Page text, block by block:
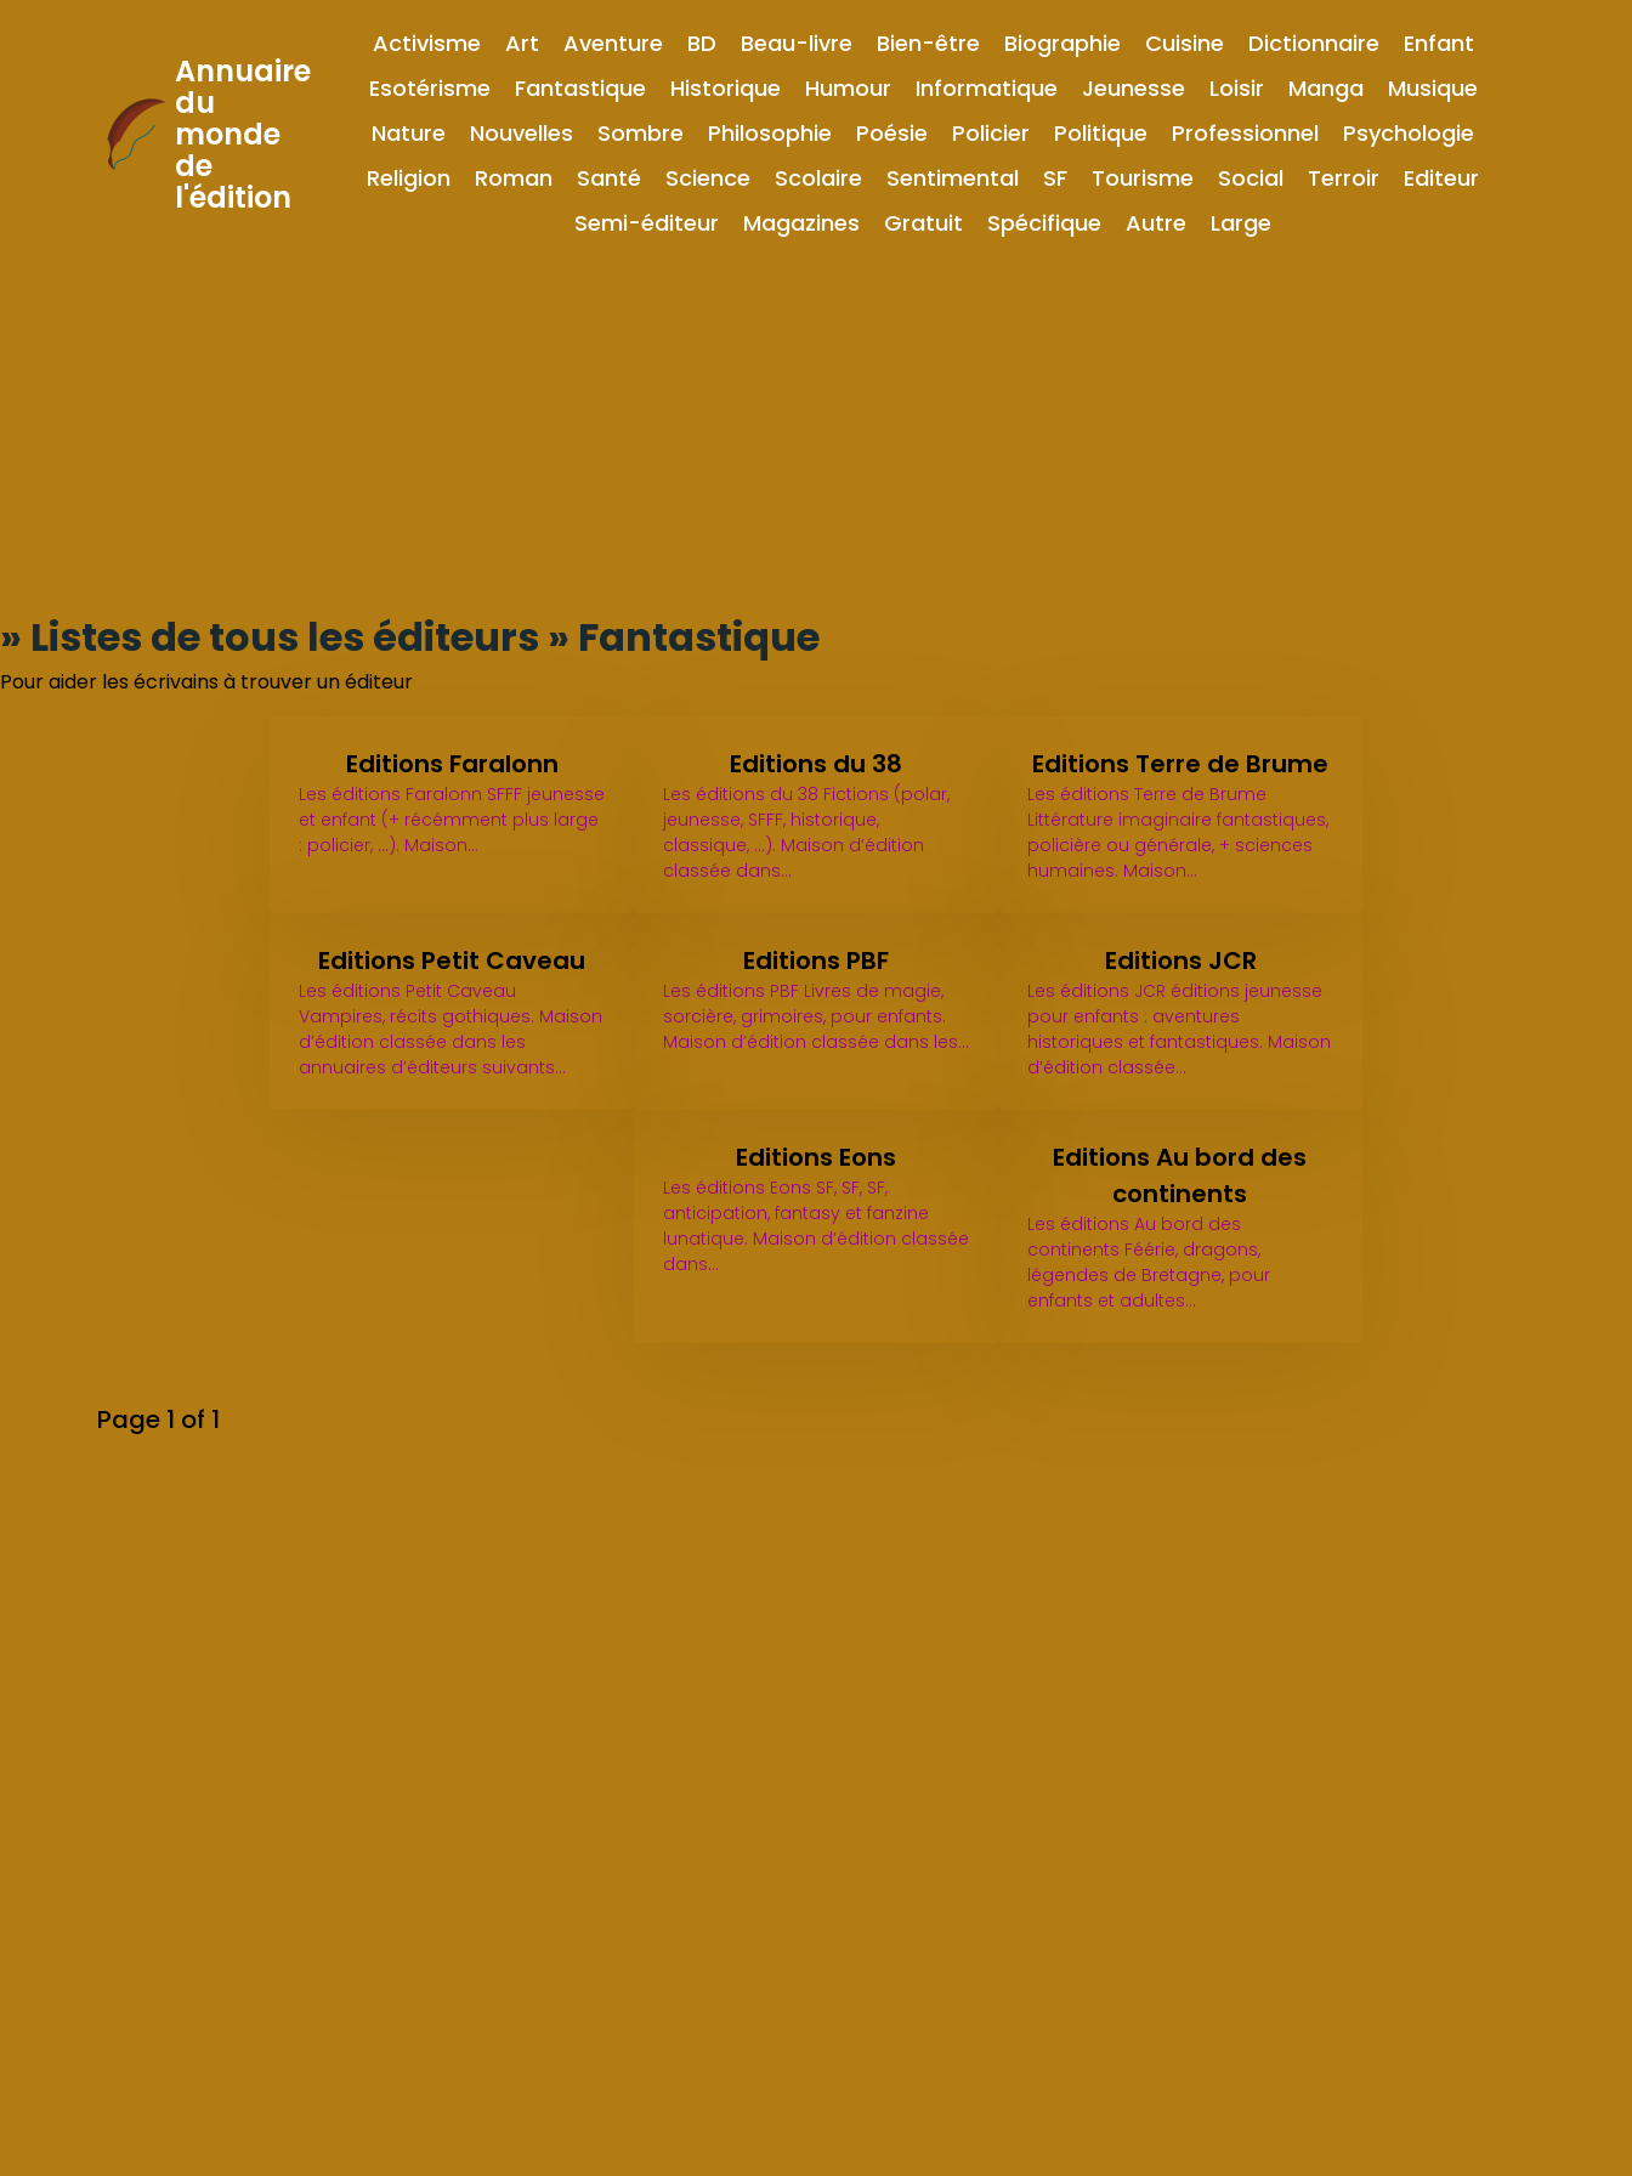
Skip
to
Content
Annuaire
du
monde
de
l'édition
Activisme Art Aventure BD Beau-livre Bien-être Biographie Cuisine Dictionnaire
Enfant
Esotérisme
Fantastique Historique Humour Informatique Jeunesse Loisir Manga
Musique
Nature
Nouvelles Sombre Philosophie Poésie Policier Politique Professionnel
Psychologie
Religion
Roman Santé Science Scolaire Sentimental SF Tourisme Social Terroir
Editeur
Semi-éditeur
Magazines Gratuit Spécifique Autre Large
» Listes de tous les éditeurs » Fantastique
Pour aider les écrivains à trouver un éditeur
Editions Faralonn
Les éditions Faralonn SFFF jeunesse
et enfant (+ récémment plus large
: policier, ...). Maison…
Editions du 38
Les éditions du 38 Fictions (polar,
jeunesse, SFFF, historique,
classique, ...). Maison d’édition
classée dans…
Editions Terre de Brume
Les éditions Terre de Brume
Littérature imaginaire fantastiques,
policière ou générale, + sciences
humaines. Maison…
Editions Petit Caveau
Les éditions Petit Caveau
Vampires, récits gothiques. Maison
d’édition classée dans les
annuaires d’éditeurs suivants…
Editions PBF
Les éditions PBF Livres de magie,
sorcière, grimoires, pour enfants.
Maison d’édition classée dans les…
Editions JCR
Les éditions JCR éditions jeunesse
pour enfants : aventures
historiques et fantastiques. Maison
d’édition classée…
Editions Eons
Les éditions Eons SF, SF, SF,
anticipation, fantasy et fanzine
lunatique. Maison d’édition classée
dans…
Editions Au bord des
continents
Les éditions Au bord des
continents Féérie, dragons,
légendes de Bretagne, pour
enfants et adultes…
Page 1 of 1